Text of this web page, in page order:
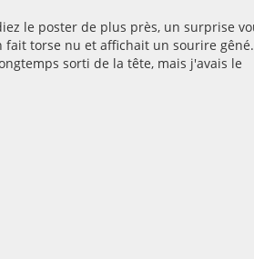
le poster de plus près, un surprise
torse nu et affichait un sourire gêné.
sorti de la tête, mais j'avais le